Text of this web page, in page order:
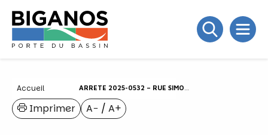
Accueil ARRETE 2025-0532 – RUE SIMONE VEIL
A− / A+
Imprimer